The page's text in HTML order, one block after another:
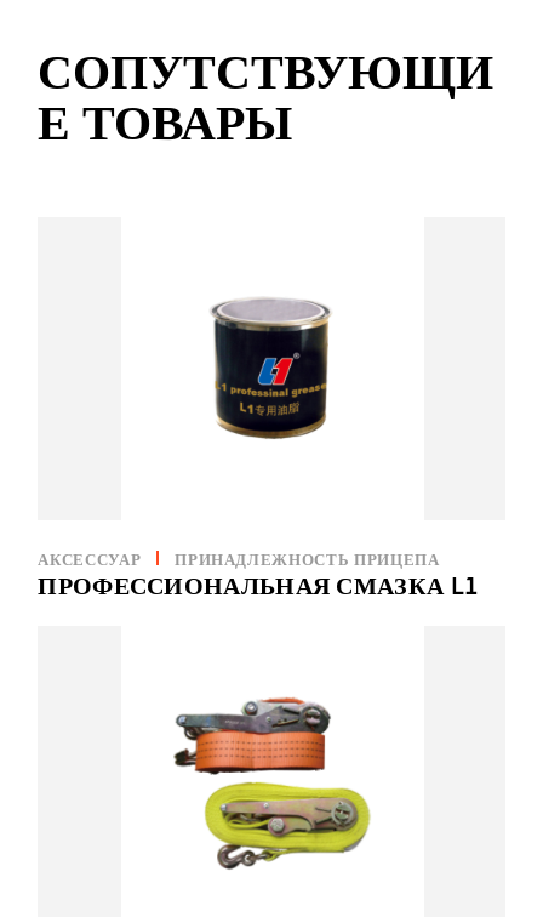
СОПУТСТВУЮЩИ
Е ТОВАРЫ
АКСЕССУАР ПРИНАДЛЕЖНОСТЬ ПРИЦЕПА
ПРОФЕССИОНАЛЬНАЯ СМАЗКА L1